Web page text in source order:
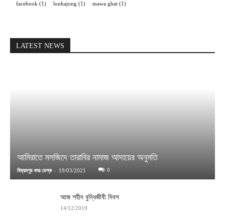
facebook (1) louhajong (1) mawa ghat (1)
LATEST NEWS
আমিরাতে মসজিদে তারাবির নামাজ আদায়ের অনুমতি
বিক্রমপুর খবর ডেস্ক - 19/03/2021 0
আজ শহীদ বুদ্ধিজীবী দিবস
14/12/2019